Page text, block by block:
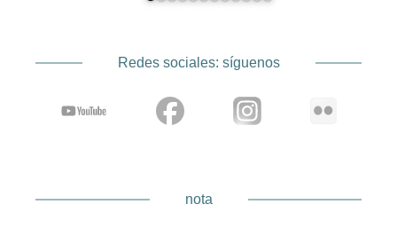
Redes sociales: síguenos
nota